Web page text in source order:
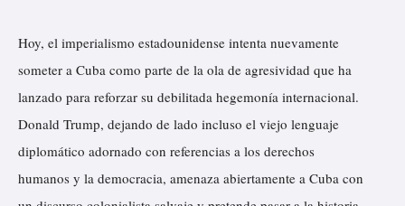
Hoy, el imperialismo estadounidense intenta nuevamente
someter a Cuba como parte de la ola de agresividad que ha
lanzado para reforzar su debilitada hegemonía internacional.
Donald Trump, dejando de lado incluso el viejo lenguaje
diplomático adornado con referencias a los derechos
humanos y la democracia, amenaza abiertamente a Cuba con